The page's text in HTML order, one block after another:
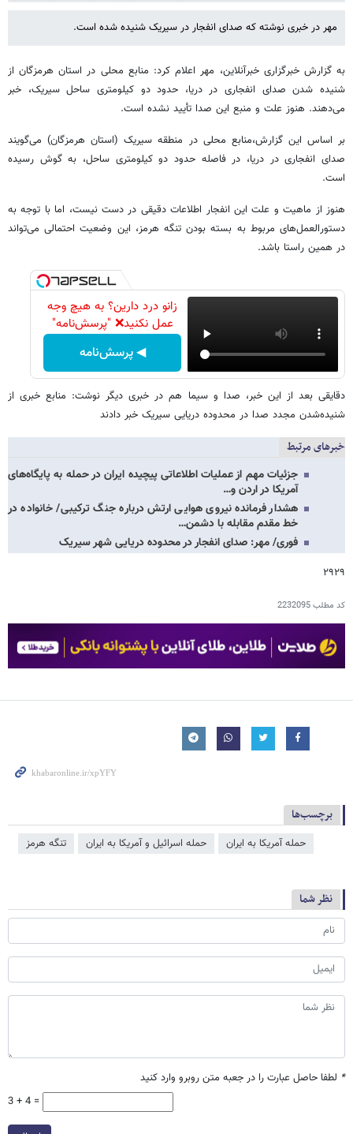
مهر در خبری نوشته که صدای انفجار در سیریک شنیده شده است.
به گزارش خبرگزاری خبرآنلاین، مهر اعلام کرد: منابع محلی در استان هرمزگان از
شنیده شدن صدای انفجاری در دریا، حدود دو کیلومتری ساحل سیریک، خبر
می‌دهند. هنوز علت و منبع این صدا تأیید نشده است.
بر اساس این گزارش،منابع محلی در منطقه سیریک (استان هرمزگان) می‌گویند
صدای انفجاری در دریا، در فاصله حدود دو کیلومتری ساحل، به گوش رسیده
است.
هنوز از ماهیت و علت این انفجار اطلاعات دقیقی در دست نیست، اما با توجه به
دستورالعمل‌های مربوط به بسته بودن تنگه هرمز، این وضعیت احتمالی می‌تواند
در همین راستا باشد.
زانو درد دارین؟ به هیچ وجه
عمل نکنید❌ "پرسش‌نامه"
◀ پرسش‌نامه
دقایقی بعد از این خبر، صدا و سیما هم در خبری دیگر نوشت: منابع خبری از
شنیده‌شدن مجدد صدا در محدوده دریایی سیریک خبر دادند
خبرهای مرتبط
جزئیات مهم از عملیات اطلاعاتی پیچیده ایران در حمله به پایگاه‌های
آمریکا در اردن و…
هشدار فرمانده نیروی هوایی ارتش درباره جنگ ترکیبی/ خانواده در
خط مقدم مقابله با دشمن…
فوری/ مهر: صدای انفجار در محدوده دریایی شهر سیریک
۲۹۲۹
کد مطلب2232095
برچسب‌ها
حمله آمریکا به ایران حمله اسرائیل و آمریکا به ایران تنگه هرمز
نظر شما
* لطفا حاصل عبارت را در جعبه متن روبرو وارد کنید
3 + 4 =